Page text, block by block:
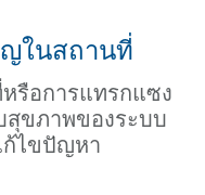
ญในสถานที่
รือการแทรกแซง
สุขภาพของระบบ
ก้ไขปัญหา